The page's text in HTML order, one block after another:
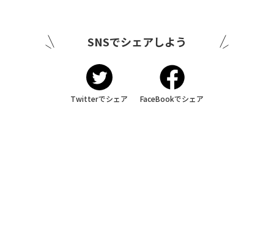
SNSでシェアしよう
Twitterでシェア FaceBookでシェア